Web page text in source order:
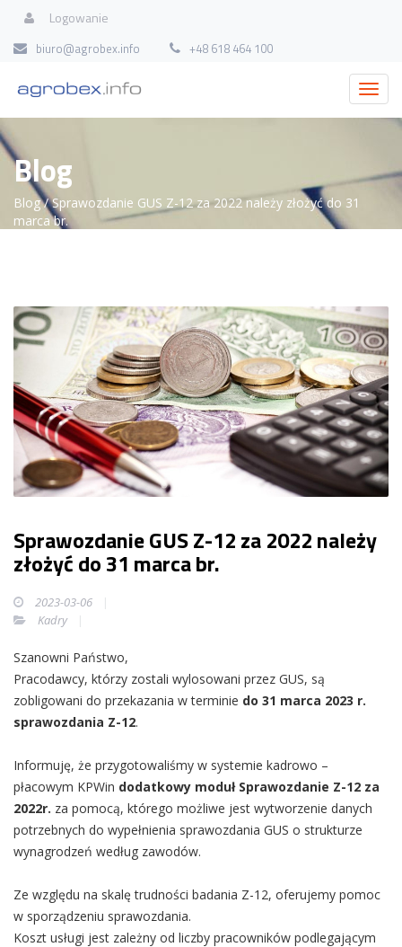
Logowanie
biuro@agrobex.info +48 618 464 100
Blog
Blog/ Sprawozdanie GUS Z-12 za 2022 należy złożyć do 31
marca br.
Sprawozdanie GUS Z-12 za 2022 należy
złożyć do 31 marca br.
2023-03-06
Kadry
Szanowni Państwo,
Pracodawcy, którzy zostali wylosowani przez GUS, są
zobligowani do przekazania w terminie do 31 marca 2023 r.
sprawozdania Z-12.
Informuję, że przygotowaliśmy w systemie kadrowo –
płacowym KPWin dodatkowy moduł Sprawozdanie Z-12 za
2022r. za pomocą, którego możliwe jest wytworzenie danych
potrzebnych do wypełnienia sprawozdania GUS o strukturze
wynagrodzeń według zawodów.
Ze względu na skalę trudności badania Z-12, oferujemy pomoc
w sporządzeniu sprawozdania.
Koszt usługi jest zależny od liczby pracowników podlegającym